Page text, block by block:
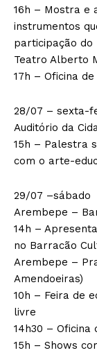
16h – Mostra e
instrumentos
participação do
Teatro Alberto
17h – Oficina
28/07 – sexta-
Auditório da
15h – Palestra
com o arte-
29/07 –sábado
Arembepe –
14h –
no Barracão
Arembepe –
Amendoeiras)
10h – Feira de
livre
14h30 – Oficina
15h – Shows